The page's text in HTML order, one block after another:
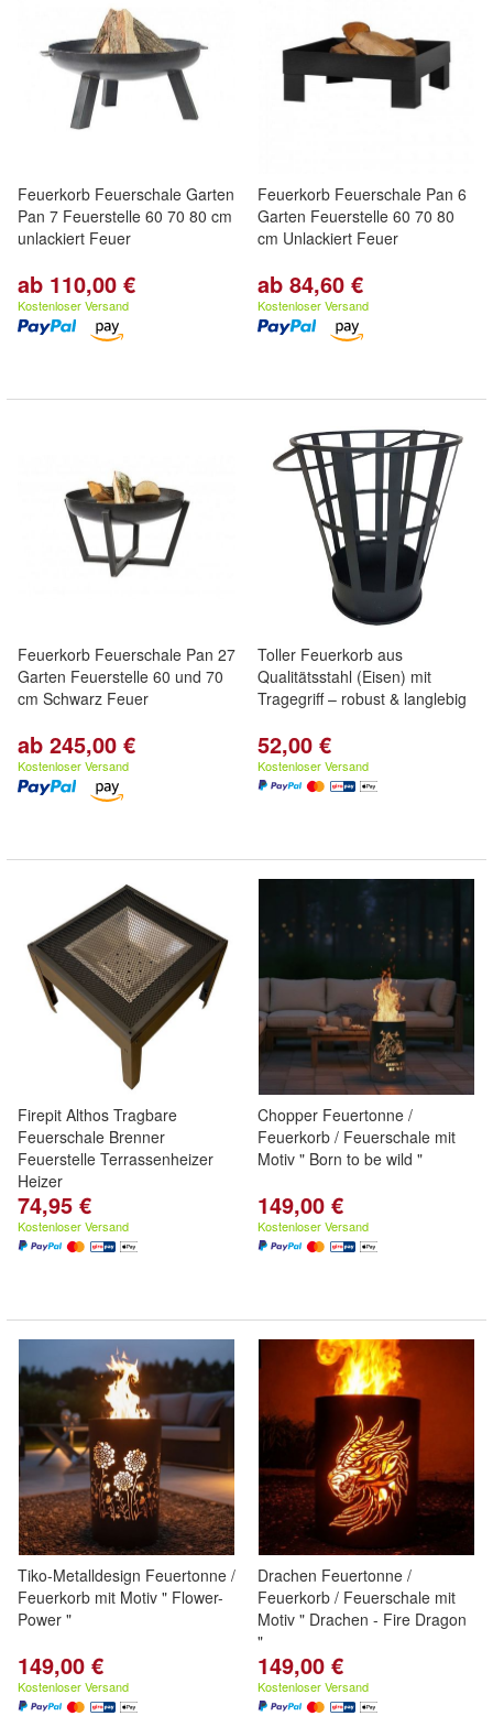
Feuerkorb Feuerschale Garten
Pan 7 Feuerstelle 60 70 80 cm
unlackiert Feuer
ab 110,00 €
Kostenloser Versand
Feuerkorb Feuerschale Pan 6
Garten Feuerstelle 60 70 80
cm Unlackiert Feuer
ab 84,60 €
Kostenloser Versand
Feuerkorb Feuerschale Pan 27
Garten Feuerstelle 60 und 70
cm Schwarz Feuer
ab 245,00 €
Kostenloser Versand
Toller Feuerkorb aus
Qualitätsstahl (Eisen) mit
Tragegriff – robust & langlebig
52,00 €
Kostenloser Versand
Firepit Althos Tragbare
Feuerschale Brenner
Feuerstelle Terrassenheizer
Heizer
74,95 €
Kostenloser Versand
Chopper Feuertonne /
Feuerkorb / Feuerschale mit
Motiv " Born to be wild "
149,00 €
Kostenloser Versand
Tiko-Metalldesign Feuertonne /
Feuerkorb mit Motiv " Flower-
Power "
149,00 €
Kostenloser Versand
Drachen Feuertonne /
Feuerkorb / Feuerschale mit
Motiv " Drachen - Fire Dragon
"
149,00 €
Kostenloser Versand